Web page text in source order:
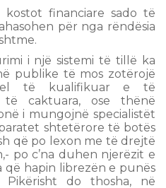
financiare sado të
për nga rëndësia
i një sistemi të tillë ka
publike të mos zotërojë
të kualifikuar e të
të caktuara, ose thënë
i mungojnë specialistët
shtetërore të botës
që po lexon me të drejtë
po c’na duhen njerëzit e
që hapin librezën e punës
do thosha, në